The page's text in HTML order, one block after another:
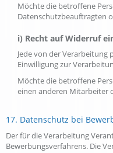
Möchte die betroffene
Datenschutzbeauftragten
i) Recht auf Widerruf
Jede von der
Einwilligung zur
Möchte die betroffene
einen anderen Mitarbeiter
17. Datenschutz bei
Der für die Verarbeitung
Bewerbungsverfahrens. Die